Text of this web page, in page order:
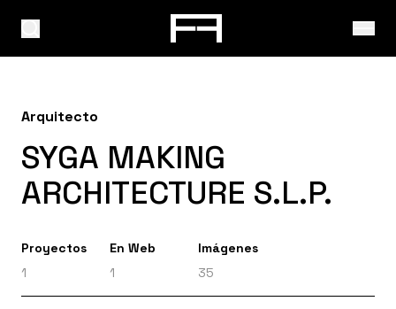
Arquitecto
SYGA MAKING
ARCHITECTURE S.L.P.
Proyectos
1
En Web
1
Imágenes
35